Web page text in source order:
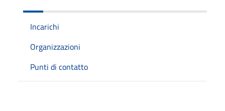
Incarichi
Organizzazioni
Punti di contatto